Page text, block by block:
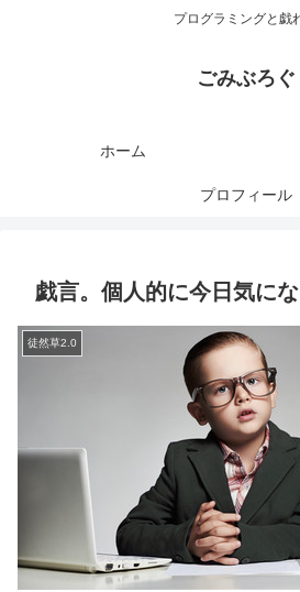
プログラミングと戯
ごみぶろぐ
ホーム
プロフィール
戯言。個人的に今日気にな
徒然草2.0